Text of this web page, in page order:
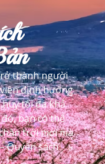
thành người
định hướng
tối đa khả
bạn có thể
trời mới mà
Quyển sách